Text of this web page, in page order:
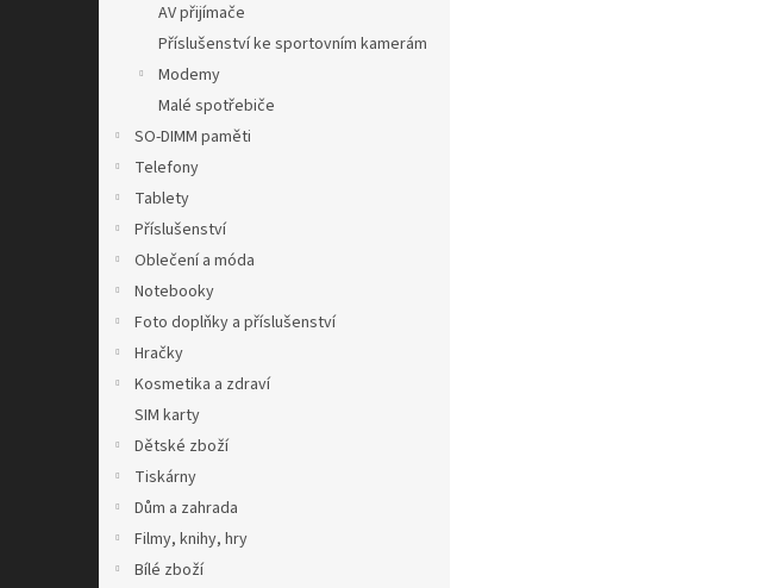
AV přijímače
Příslušenství ke sportovním kamerám
Modemy
Malé spotřebiče
SO-DIMM paměti
Telefony
Tablety
Příslušenství
Oblečení a móda
Notebooky
Foto doplňky a příslušenství
Hračky
Kosmetika a zdraví
SIM karty
Dětské zboží
Tiskárny
Dům a zahrada
Filmy, knihy, hry
Bílé zboží